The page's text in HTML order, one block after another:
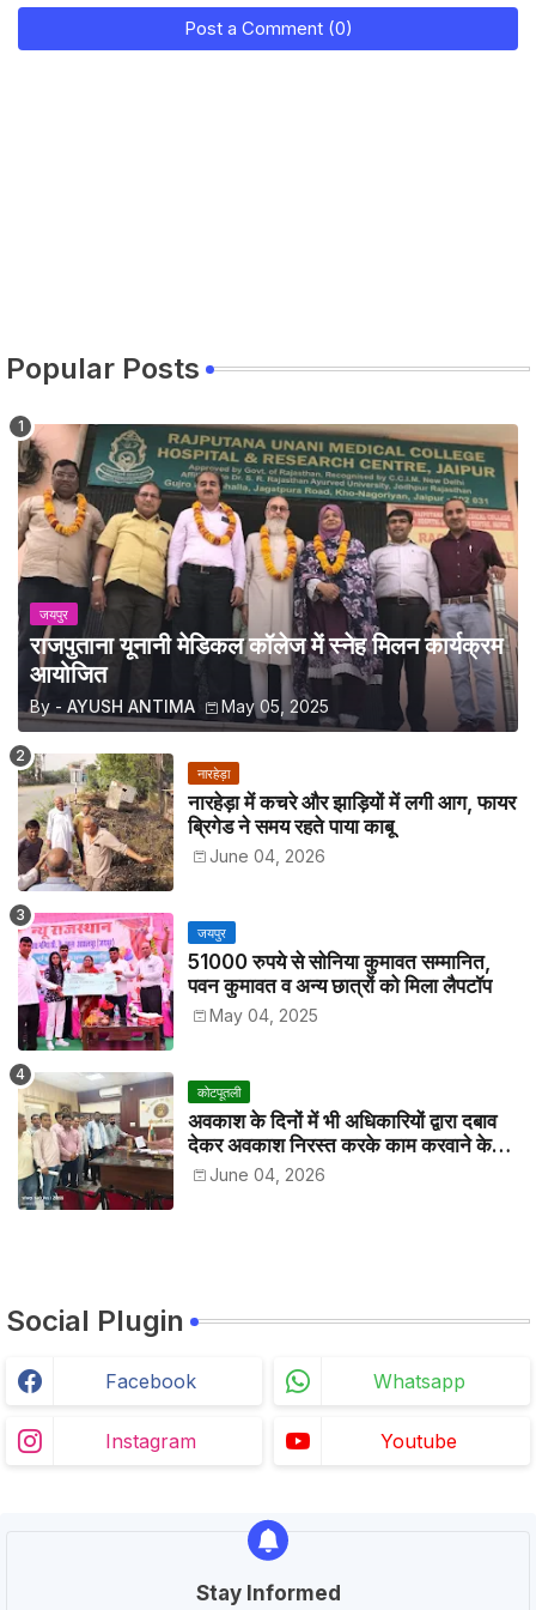
Post a Comment (0)
Popular Posts
जयपुर
राजपुताना यूनानी मेडिकल कॉलेज में स्नेह मिलन कार्यक्रम
आयोजित
By - AYUSH ANTIMA May 05, 2025
नारहेड़ा
नारहेड़ा में कचरे और झाड़ियों में लगी आग, फायर
ब्रिगेड ने समय रहते पाया काबू
June 04, 2026
जयपुर
51000 रुपये से सोनिया कुमावत सम्मानित,
पवन कुमावत व अन्य छात्रों को मिला लैपटॉप
May 04, 2025
कोटपूतली
अवकाश के दिनों में भी अधिकारियों द्वारा दबाव
देकर अवकाश निरस्त करके काम करवाने के
विरोध में कर्मचारियों ने जिला कलेक्टर को सीएस
के नाम दिया ज्ञापन
June 04, 2026
Social Plugin
Facebook Whatsapp
Instagram Youtube
Stay Informed